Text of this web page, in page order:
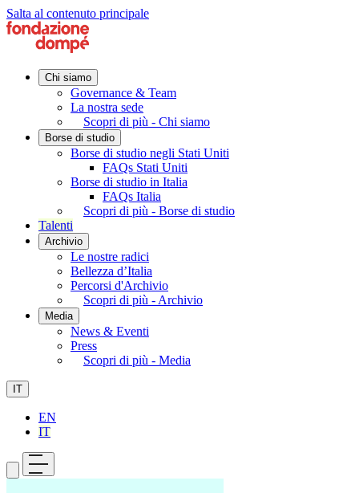
Salta al contenuto principale
Chi siamo
Governance & Team
La nostra sede
Scopri di più - Chi siamo
Borse di studio
Borse di studio negli Stati Uniti
FAQs Stati Uniti
Borse di studio in Italia
FAQs Italia
Scopri di più - Borse di studio
Talenti
Archivio
Le nostre radici
Bellezza d’Italia
Percorsi d'Archivio
Scopri di più - Archivio
Media
News & Eventi
Press
Scopri di più - Media
IT
EN
IT